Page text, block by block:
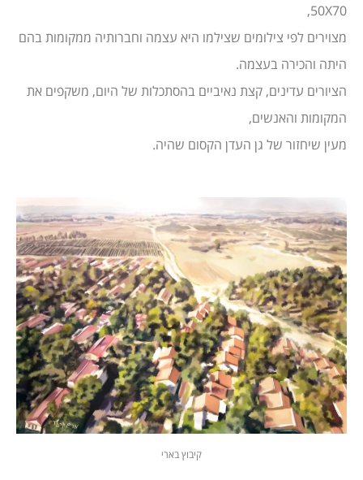
50X70,
מצוירים לפי צילומים שצילמו היא עצמה וחברותיה ממקומות בהם
היתה והכירה בעצמה.
הציורים עדינים, קצת נאיביים בהסתכלות של היום, משקפים את
המקומות והאנשים,
מעין שיחזור של גן העדן הקסום שהיה.
קיבוץ בארי